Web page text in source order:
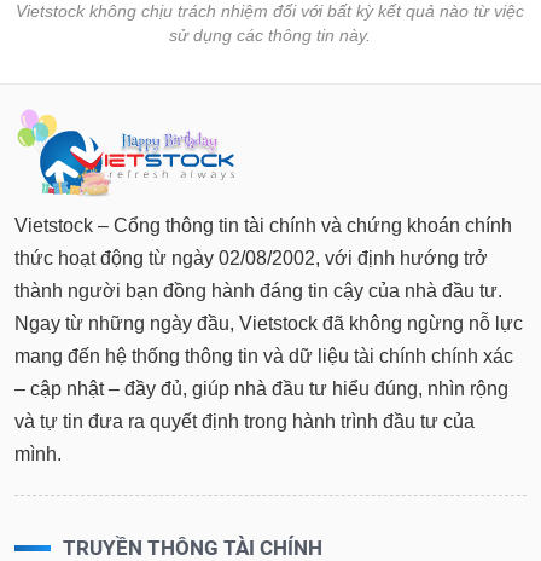
Vietstock không chịu trách nhiệm đối với bất kỳ kết quả nào từ việc
sử dụng các thông tin này.
Vietstock – Cổng thông tin tài chính và chứng khoán chính
thức hoạt động từ ngày 02/08/2002, với định hướng trở
thành người bạn đồng hành đáng tin cậy của nhà đầu tư.
Ngay từ những ngày đầu, Vietstock đã không ngừng nỗ lực
mang đến hệ thống thông tin và dữ liệu tài chính chính xác
– cập nhật – đầy đủ, giúp nhà đầu tư hiểu đúng, nhìn rộng
và tự tin đưa ra quyết định trong hành trình đầu tư của
mình.
TRUYỀN THÔNG TÀI CHÍNH